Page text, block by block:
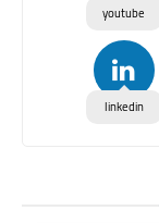
youtube
linkedin